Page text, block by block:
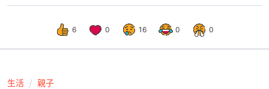
6 0 16 0 0
生活 親子